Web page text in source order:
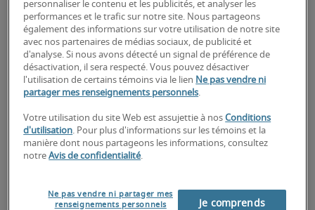
l’excellence
Chez Robert Half, nous plaçons la barre très
haut—pour nous-mêmes, nos clients et les
candidats que nous plaçons. Depuis 1948,
innovation et un engagement profond envers
le succès.
affaires. En plaçant les personnes au cœur de
personnaliser le contenu et les publicités, et analyser les
performances et le trafic sur notre site. Nous partageons
également des informations sur votre utilisation de notre site
avec nos partenaires de médias sociaux, de publicité et
d'analyse. Si nous avons détecté un signal de préférence de
désactivation, il sera respecté. Vous pouvez désactiver
l'utilisation de certains témoins via le lien Ne pas vendre ni
partager mes renseignements personnels.
Votre utilisation du site Web est assujettie à nosConditions
d'utilisation. Pour plus d'informations sur les témoins et la
manière dont nous partageons les informations, consultez
notreAvis de confidentialité.
Ne pas vendre ni partager mes
renseignements personnels
Je comprends